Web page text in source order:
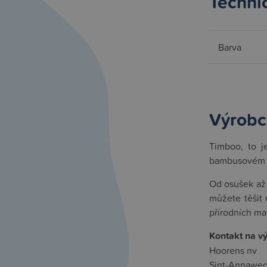
Barva
Timboo, to
Od osušek
můžete těšit
přírodních
Kontakt na
Hoorens nv